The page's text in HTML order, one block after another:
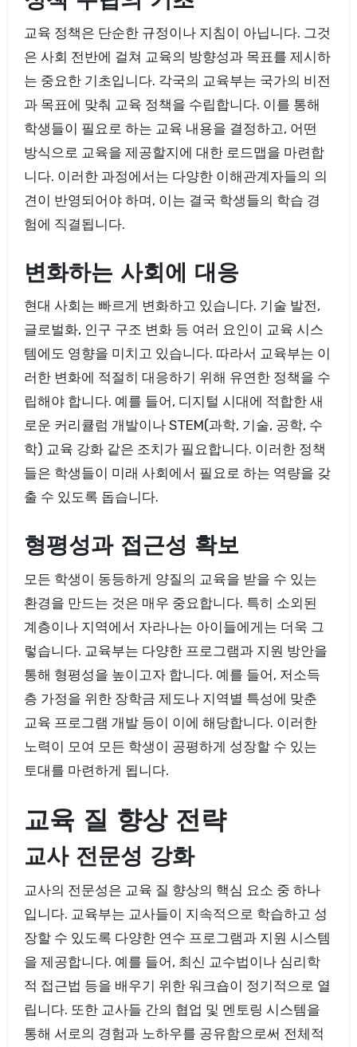
교육 정책은 단순한 규정이나 지침이 아닙니다. 그것
은 사회 전반에 걸쳐 교육의 방향성과 목표를 제시하
는 중요한 기초입니다. 각국의 교육부는 국가의 비전
과 목표에 맞춰 교육 정책을 수립합니다. 이를 통해
학생들이 필요로 하는 교육 내용을 결정하고, 어떤
방식으로 교육을 제공할지에 대한 로드맵을 마련합
니다. 이러한 과정에서는 다양한 이해관계자들의 의
견이 반영되어야 하며, 이는 결국 학생들의 학습 경
험에 직결됩니다.
변화하는 사회에 대응
현대 사회는 빠르게 변화하고 있습니다. 기술 발전,
글로벌화, 인구 구조 변화 등 여러 요인이 교육 시스
템에도 영향을 미치고 있습니다. 따라서 교육부는 이
러한 변화에 적절히 대응하기 위해 유연한 정책을 수
립해야 합니다. 예를 들어, 디지털 시대에 적합한 새
로운 커리큘럼 개발이나 STEM(과학, 기술, 공학, 수
학) 교육 강화 같은 조치가 필요합니다. 이러한 정책
들은 학생들이 미래 사회에서 필요로 하는 역량을 갖
출 수 있도록 돕습니다.
형평성과 접근성 확보
모든 학생이 동등하게 양질의 교육을 받을 수 있는
환경을 만드는 것은 매우 중요합니다. 특히 소외된
계층이나 지역에서 자라나는 아이들에게는 더욱 그
렇습니다. 교육부는 다양한 프로그램과 지원 방안을
통해 형평성을 높이고자 합니다. 예를 들어, 저소득
층 가정을 위한 장학금 제도나 지역별 특성에 맞춘
교육 프로그램 개발 등이 이에 해당합니다. 이러한
노력이 모여 모든 학생이 공평하게 성장할 수 있는
토대를 마련하게 됩니다.
교육 질 향상 전략
교사 전문성 강화
교사의 전문성은 교육 질 향상의 핵심 요소 중 하나
입니다. 교육부는 교사들이 지속적으로 학습하고 성
장할 수 있도록 다양한 연수 프로그램과 지원 시스템
을 제공합니다. 예를 들어, 최신 교수법이나 심리학
적 접근법 등을 배우기 위한 워크숍이 정기적으로 열
립니다. 또한 교사들 간의 협업 및 멘토링 시스템을
통해 서로의 경험과 노하우를 공유함으로써 전체적